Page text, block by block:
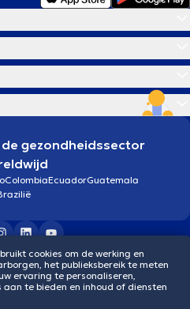
gezondheidssector
ColombiaEcuadorGuatemala
CookiesPrivacybeleid
cookies om de werking en
het publieksbereik te meten
ervaring te personaliseren,
te bieden en inhoud of diensten